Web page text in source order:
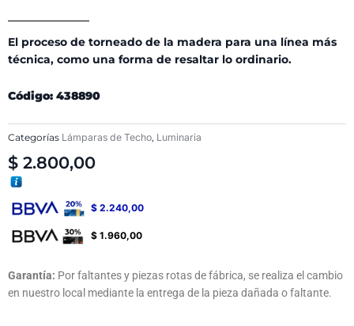
El proceso de torneado de la madera para una línea más
técnica, como una forma de resaltar lo ordinario.
Código: 438890
Categorías Lámparas de Techo, Luminaria
$ 2.800,00
$ 2.240,00
$ 1.960,00
Garantía: Por faltantes y piezas rotas de fábrica, se realiza el cambio
en nuestro local mediante la entrega de la pieza dañada o faltante.